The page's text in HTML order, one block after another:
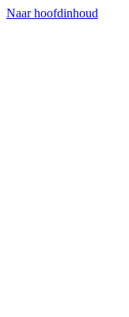
Naar hoofdinhoud